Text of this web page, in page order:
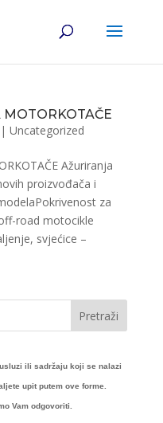
| Uncategorized
Ažuriranja
proizvođača i
za
road motocikle
svjećice –
ili sadržaju koji se nalazi
upit putem ove forme.
Vam odgovoriti.